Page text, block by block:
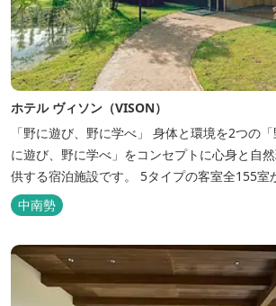
ホテル ヴィソン（VISON）
「野に遊び、野に学べ」 身体と環境を2つの「野」に見立て、「野
に遊び、野に学べ」をコンセプトに心身と自
供する宿泊施設です。 5タイプの客室全155室
と、プライベートな滞在が楽しめる一棟独立型
います。
中南勢